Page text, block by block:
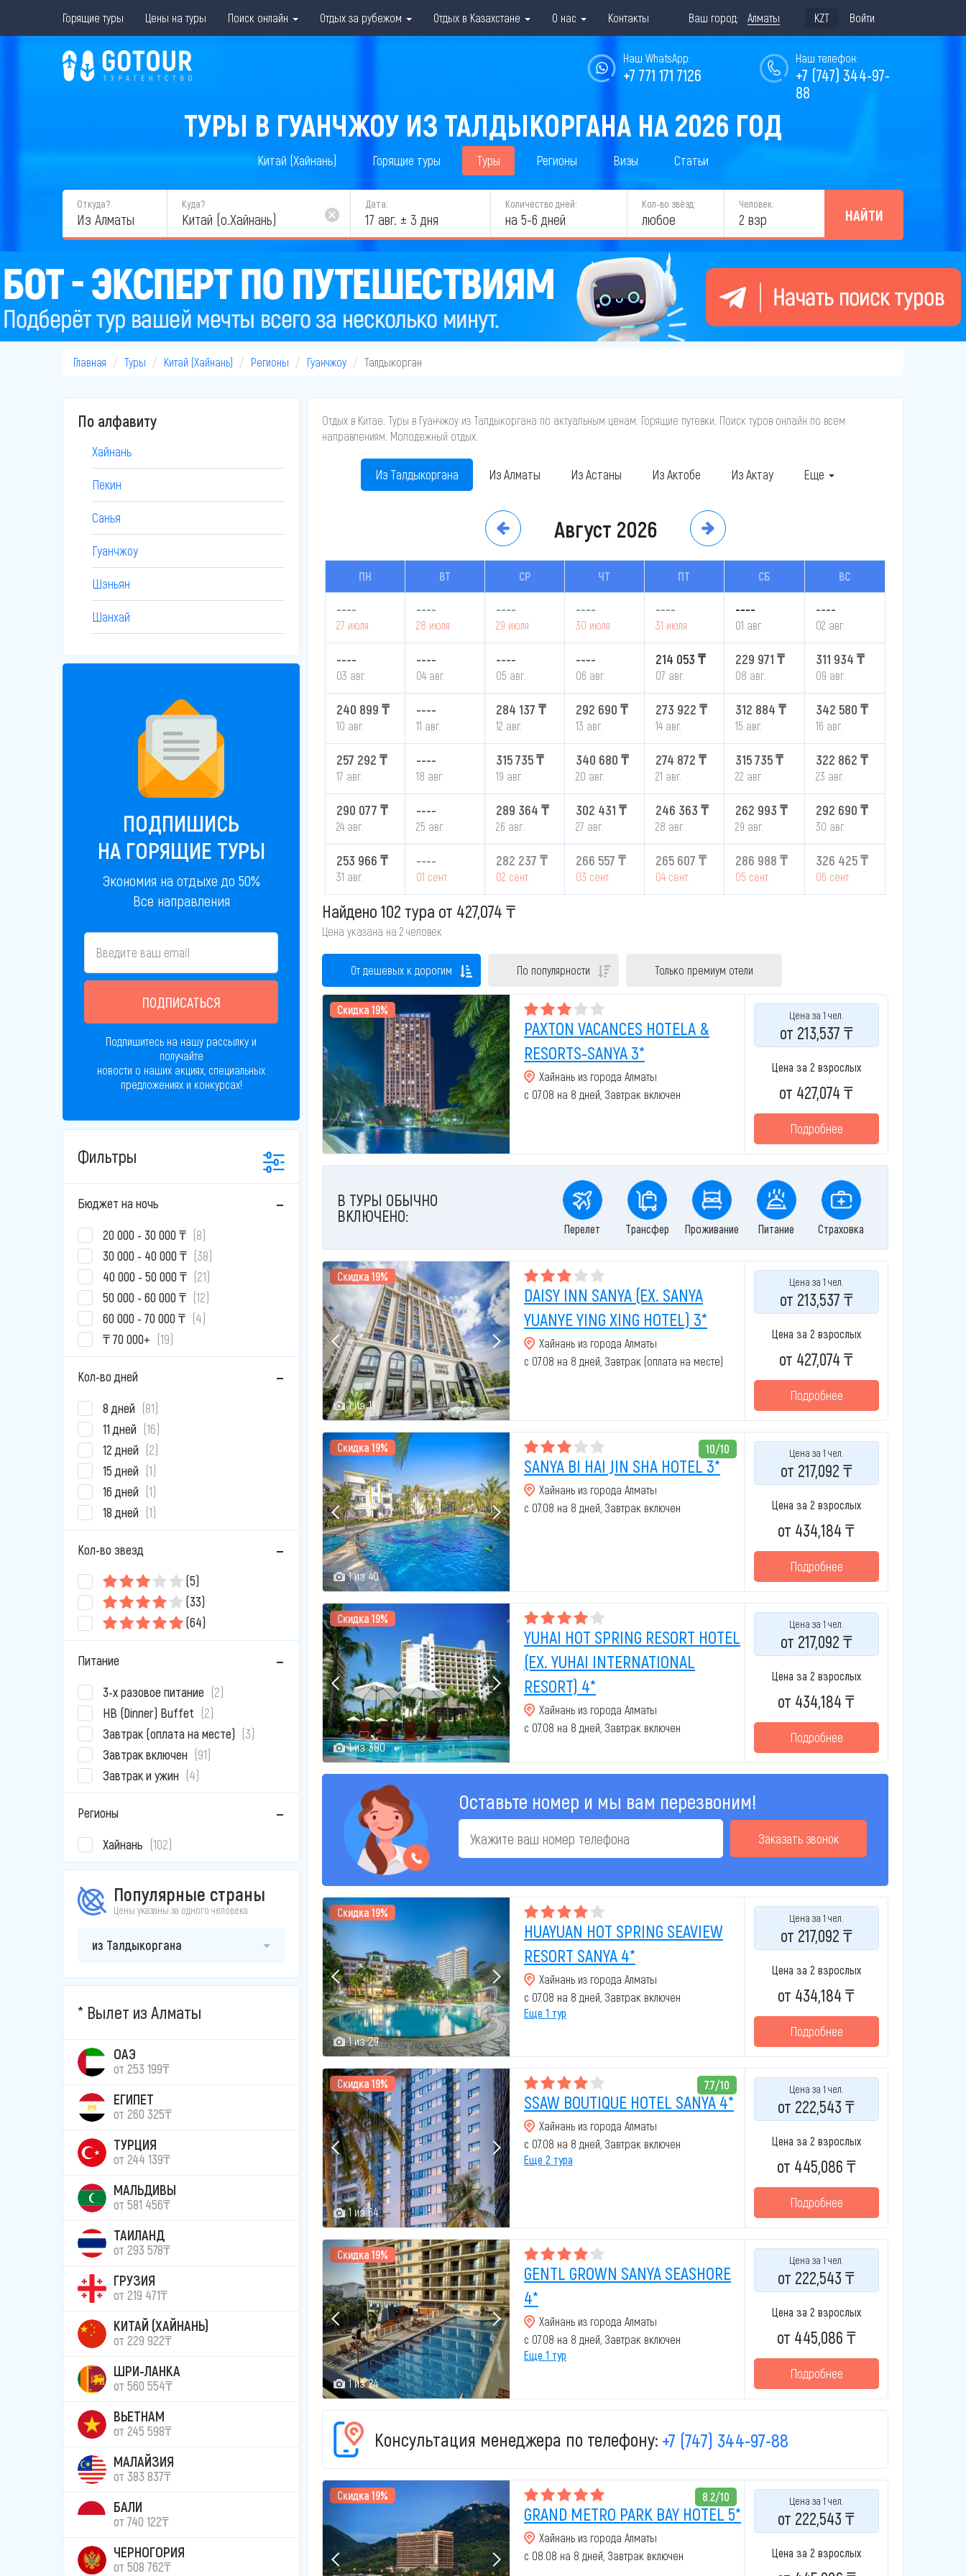
Горящие туры Цены на туры Поиск онлайн Отдых за рубежом Отдых в Казахстане О нас Контакты Ваш город: Алматы KZT Войти
Наш телефон:
+7 (747) 344-97-
88
Наш WhatsApp:
+7 771 171 7126
ТУРЫ В ГУАНЧЖОУ ИЗ ТАЛДЫКОРГАНА НА 2026 ГОД
Китай (Хайнань) Горящие туры Туры Регионы Визы Статьи
Откуда?
Из Алматы
Куда? Дата:
17 авг. ± 3 дня
Количество дней:
на 5-6 дней
Кол-во звёзд:
любое
Человек:
2 взр НАЙТИ
Главная Туры Китай (Хайнань) Регионы Гуанчжоу Талдыкорган
По алфавиту
Хайнань
Пекин
Санья
Гуанчжоу
Шэньян
Шанхай
ПОДПИШИСЬ
НА ГОРЯЩИЕ ТУРЫ
Экономия на отдыхе до 50%
Все направления
ПОДПИСАТЬСЯ
Подпишитесь на нашу рассылку и
получайте
новости о наших акциях, специальных
предложениях и конкурсах!
Фильтры
Бюджет на ночь
20 000 - 30 000 ₸ (8)
30 000 - 40 000 ₸ (38)
40 000 - 50 000 ₸ (21)
50 000 - 60 000 ₸ (12)
60 000 - 70 000 ₸ (4)
₸ 70 000+ (19)
Кол-во дней
8 дней (81)
11 дней (16)
12 дней (2)
15 дней (1)
16 дней (1)
18 дней (1)
Кол-во звезд
(5)
(33)
(64)
Питание
3-х разовое питание (2)
HB (Dinner) Buffet (2)
Завтрак (оплата на месте) (3)
Завтрак включен (91)
Завтрак и ужин (4)
Регионы
Хайнань (102)
Популярные страны
Цены указаны за одного человека
из Талдыкоргана
Вылет из Алматы
ОАЭ
от 253 199₸
ЕГИПЕТ
от 260 325₸
ТУРЦИЯ
от 244 139₸
МАЛЬДИВЫ
от 581 456₸
ТАИЛАНД
от 293 578₸
ГРУЗИЯ
от 219 471₸
КИТАЙ (ХАЙНАНЬ)
от 229 922₸
ШРИ-ЛАНКА
от 560 554₸
ВЬЕТНАМ
от 245 598₸
МАЛАЙЗИЯ
от 383 837₸
БАЛИ
от 740 122₸
ЧЕРНОГОРИЯ
от 508 762₸
Отдых в Китае. Туры в Гуанчжоу из Талдыкоргана по актуальным ценам. Горящие путевки. Поиск туров онлайн по всем
направлениям. Молодежный отдых.
Из Талдыкоргана Из Алматы Из Астаны Из Актобе Из Актау Еще
Август 2026
ПН ВТ СР ЧТ ПТ СБ ВС
----
27 июля
----
28 июля
----
29 июля
----
30 июля
----
31 июля
----
01 авг.
----
02 авг.
----
03 авг.
----
04 авг.
----
05 авг.
----
06 авг.
214 053 ₸
07 авг.
229 971 ₸
08 авг.
311 934 ₸
09 авг.
240 899 ₸
10 авг.
----
11 авг.
284 137 ₸
12 авг.
292 690 ₸
13 авг.
273 922 ₸
14 авг.
312 884 ₸
15 авг.
342 580 ₸
16 авг.
257 292 ₸
17 авг.
----
18 авг.
315 735 ₸
19 авг.
340 680 ₸
20 авг.
274 872 ₸
21 авг.
315 735 ₸
22 авг.
322 862 ₸
23 авг.
290 077 ₸
24 авг.
----
25 авг.
289 364 ₸
26 авг.
302 431 ₸
27 авг.
246 363 ₸
28 авг.
262 993 ₸
29 авг.
292 690 ₸
30 авг.
253 966 ₸
31 авг.
----
01 сент.
282 237 ₸
02 сент.
266 557 ₸
03 сент.
265 607 ₸
04 сент.
286 988 ₸
05 сент.
326 425 ₸
06 сент.
Найдено 102 тура от 427,074 ₸
Цена указана на 2 человек
От дешевых к дорогим По популярности Только премиум отели
Скидка 19%
PAXTON VACANCES HOTELA &
RESORTS-SANYA 3*
Хайнань из города Алматы
с 07.08 на 8 дней, Завтрак включен
Цена за 1 чел.
от 213,537 ₸
Цена за 2 взрослых
от 427,074 ₸
Подробнее
В ТУРЫ ОБЫЧНО
ВКЛЮЧЕНО:
Перелет Трансфер Проживание Питание Страховка
Скидка 19%
1 из 11
DAISY INN SANYA (EX. SANYA
YUANYE YING XING HOTEL) 3*
Хайнань из города Алматы
с 07.08 на 8 дней, Завтрак (оплата на месте)
Цена за 1 чел.
от 213,537 ₸
Цена за 2 взрослых
от 427,074 ₸
Подробнее
Скидка 19%
1 из 40
10/10
SANYA BI HAI JIN SHA HOTEL 3*
Хайнань из города Алматы
с 07.08 на 8 дней, Завтрак включен
Цена за 1 чел.
от 217,092 ₸
Цена за 2 взрослых
от 434,184 ₸
Подробнее
Скидка 19%
1 из 300
YUHAI HOT SPRING RESORT HOTEL
(EX. YUHAI INTERNATIONAL
RESORT) 4*
Хайнань из города Алматы
с 07.08 на 8 дней, Завтрак включен
Цена за 1 чел.
от 217,092 ₸
Цена за 2 взрослых
от 434,184 ₸
Подробнее
Оставьте номер и мы вам перезвоним!
Заказать звонок
Скидка 19%
1 из 29
HUAYUAN HOT SPRING SEAVIEW
RESORT SANYA 4*
Хайнань из города Алматы
с 07.08 на 8 дней, Завтрак включен
Еще 1 тур
Цена за 1 чел.
от 217,092 ₸
Цена за 2 взрослых
от 434,184 ₸
Подробнее
Скидка 19%
1 из 64
7.7/10
SSAW BOUTIQUE HOTEL SANYA 4*
Хайнань из города Алматы
с 07.08 на 8 дней, Завтрак включен
Еще 2 тура
Цена за 1 чел.
от 222,543 ₸
Цена за 2 взрослых
от 445,086 ₸
Подробнее
Скидка 19%
1 из 24
GENTL GROWN SANYA SEASHORE
4*
Хайнань из города Алматы
с 07.08 на 8 дней, Завтрак включен
Еще 1 тур
Цена за 1 чел.
от 222,543 ₸
Цена за 2 взрослых
от 445,086 ₸
Подробнее
Консультация менеджера по телефону: +7 (747) 344-97-88
Скидка 19% 8.2/10
GRAND METRO PARK BAY HOTEL 5*
Хайнань из города Алматы
с 08.08 на 8 дней, Завтрак включен
Цена за 1 чел.
от 222,543 ₸
Цена за 2 взрослых